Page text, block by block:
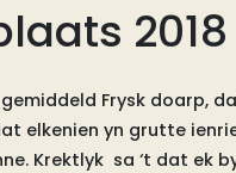
2018
Frysk doarp,
elkenien yn grutte
sa ‘t dat ek by